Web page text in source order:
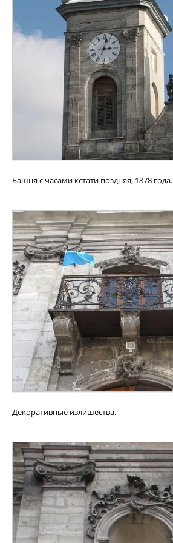
Башня с часами кстати поздняя, 1878 года.
Декоративные излишества.